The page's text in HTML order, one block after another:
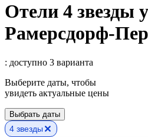
Отели 4 звезды
Рамерсдорф-
: доступно 3 варианта
Выберите даты, чтобы
увидеть актуальные цены
Выбрать даты
4 звезды